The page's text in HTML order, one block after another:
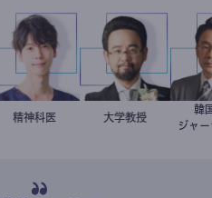
藤野智哉
精神科医 金谷一朗
大学教授
ジ